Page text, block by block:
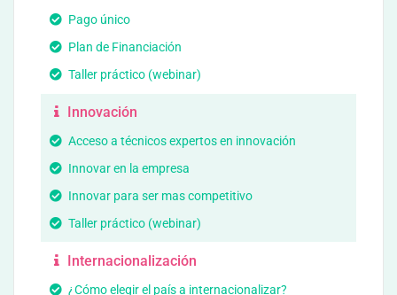
Pago único
Plan de Financiación
Taller práctico (webinar)
Innovación
Acceso a técnicos expertos en innovación
Innovar en la empresa
Innovar para ser mas competitivo
Taller práctico (webinar)
Internacionalización
¿Cómo elegir el país a internacionalizar?